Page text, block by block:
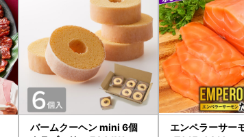
バームクーヘン mini 6個
エンペラーサー